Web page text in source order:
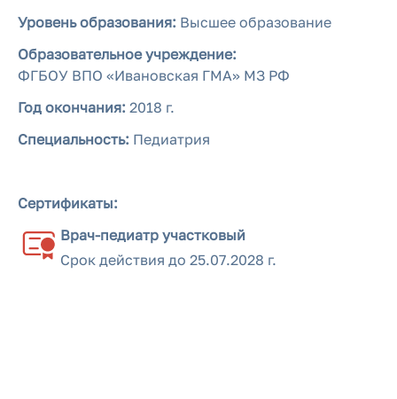
Уровень образования: Высшее образование
Образовательное учреждение:
ФГБОУ ВПО «Ивановская ГМА» МЗ РФ
Год окончания: 2018 г.
Специальность: Педиатрия
Сертификаты:
Врач-педиатр участковый
Срок действия до 25.07.2028 г.